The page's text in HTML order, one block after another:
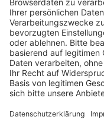
gehalten. Über
starken Regen
Veröffentlicht: